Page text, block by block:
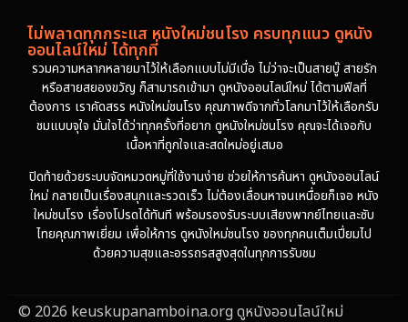
ไม่พลาดทุกกระแส หนังใหม่ชนโรง ครบทุกแนว ดูหนัง
ออนไลน์ใหม่ ได้ทุกที่
รวมความหลากหลายมาไว้ให้เลือกแบบไม่มีเบื่อ ไม่ว่าจะเป็นสายบู๊ สายรัก
หรือสายสยองขวัญ ก็สามารถเข้ามา ดูหนังออนไลน์ใหม่ ได้ตามฟีลที่
ต้องการ เราคัดสรร หนังใหม่ชนโรง คุณภาพดีจากทั่วโลกมาไว้ให้เลือกรับ
ชมแบบจุใจ มั่นใจได้ว่าทุกครั้งที่อยาก ดูหนังใหม่ชนโรง คุณจะได้เจอกับ
เนื้อหาที่ถูกใจและสดใหม่อยู่เสมอ
ปิดท้ายด้วยระบบจัดหมวดหมู่ที่ใช้งานง่าย ช่วยให้การค้นหา ดูหนังออนไลน์
ใหม่ กลายเป็นเรื่องสนุกและรวดเร็ว ไม่ต้องเลื่อนหาจนเหนื่อยก็เจอ หนัง
ใหม่ชนโรง เรื่องโปรดได้ทันที พร้อมรองรับระบบเสียงพากย์ไทยและซับ
ไทยคุณภาพเยี่ยม เพื่อให้การ ดูหนังใหม่ชนโรง ของทุกคนเต็มเปี่ยมไป
ด้วยความสุขและอรรถรสสูงสุดในทุกการรับชม
© 2026 keuskupanamboina.org ดูหนังออนไลน์ใหม่